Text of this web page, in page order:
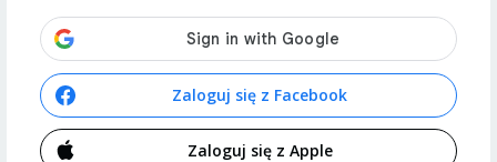
Zaloguj się z Facebook
Zaloguj się z Apple